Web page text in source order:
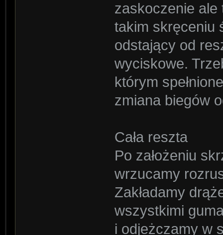
zaskoczenie ale
takim skręceniu
odstający od
wyciskowe.
którym
zmiana biegów
Cała reszta
Po założeniu
wrzucamy
Zakładamy
wszystkimi
i odjeżczamy w